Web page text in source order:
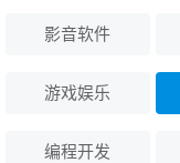
影音软件
游戏娱乐
编程开发